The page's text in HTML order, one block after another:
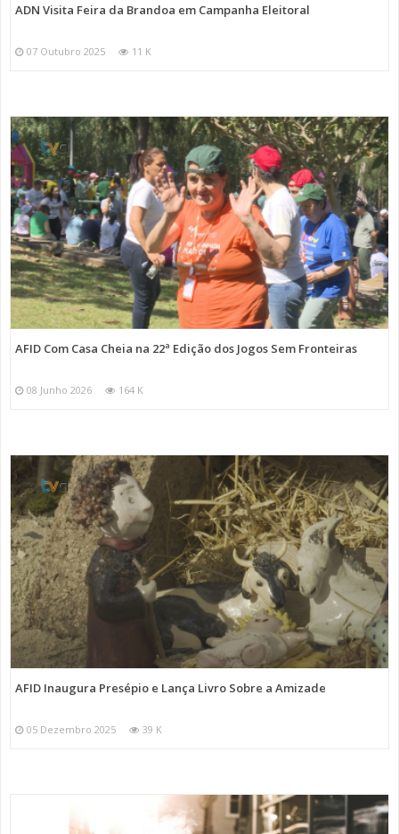
ADN Visita Feira da Brandoa em Campanha Eleitoral
07 Outubro 2025 11 K
AFID Com Casa Cheia na 22ª Edição dos Jogos Sem Fronteiras
08 Junho 2026 164 K
AFID Inaugura Presépio e Lança Livro Sobre a Amizade
05 Dezembro 2025 39 K